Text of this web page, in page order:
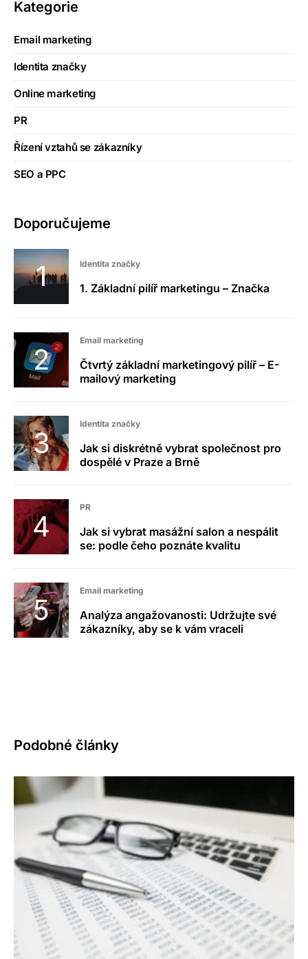
Kategorie
Email marketing
Identita značky
Online marketing
PR
Řízení vztahů se zákazníky
SEO a PPC
Doporučujeme
Identita značky
1. Základní pilíř marketingu – Značka
Email marketing
Čtvrtý základní marketingový pilíř – E-
mailový marketing
Identita značky
Jak si diskrétně vybrat společnost pro
dospělé v Praze a Brně
PR
Jak si vybrat masážní salon a nespálit
se: podle čeho poznáte kvalitu
Email marketing
Analýza angažovanosti: Udržujte své
zákazníky, aby se k vám vraceli
Podobné články